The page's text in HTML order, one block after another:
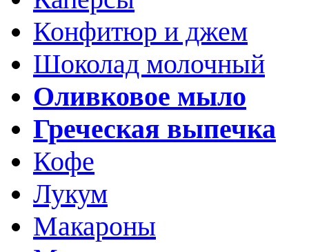
Конфитюр и джем
Шоколад молочный
Оливковое мыло
Греческая выпечка
Кофе
Лукум
Макароны